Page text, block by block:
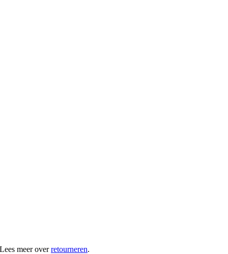
meer overretourneren.